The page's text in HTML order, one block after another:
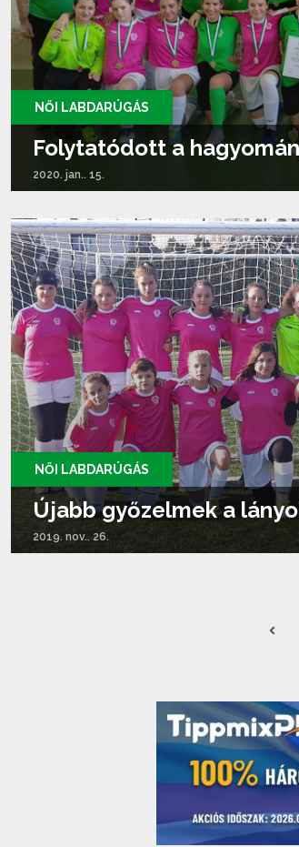
NŐI LABDARÚGÁS
Folytatódott a
2020. jan.. 15.
NŐI LABDARÚGÁS
Újabb győzelmek a
2019. nov.. 26.